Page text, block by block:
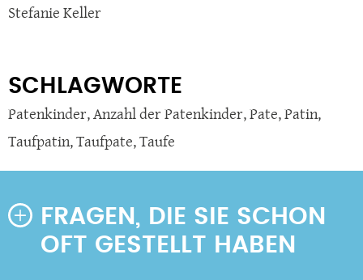
Stefanie Keller
SCHLAGWORTE
Patenkinder,Anzahl der Patenkinder,Pate,Patin,
Taufpatin,Taufpate,Taufe
FRAGEN, DIE SIE SCHON
OFT GESTELLT HABEN